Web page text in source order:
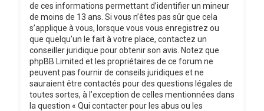
de ces informations permettant d’identifier un mineur
de moins de 13 ans. Si vous n’êtes pas sûr que cela
s’applique à vous, lorsque vous vous enregistrez ou
que quelqu’un le fait à votre place, contactez un
conseiller juridique pour obtenir son avis. Notez que
phpBB Limited et les propriétaires de ce forum ne
peuvent pas fournir de conseils juridiques et ne
sauraient être contactés pour des questions légales de
toutes sortes, à l’exception de celles mentionnées dans
la question « Qui contacter pour les abus ou les